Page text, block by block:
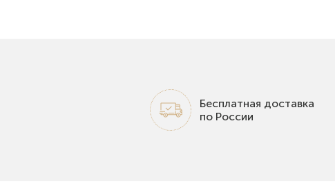
Бесплатная доставка
по России